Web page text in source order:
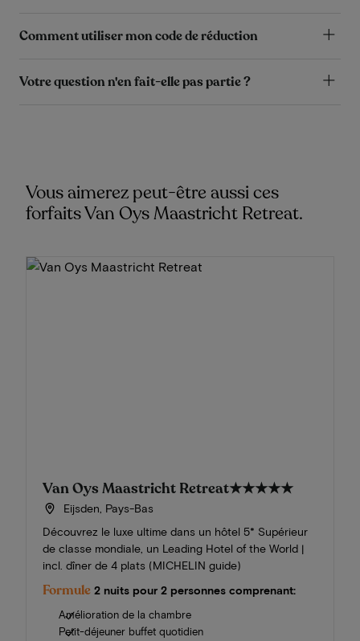
Comment utiliser mon code de réduction
Votre question n'en fait-elle pas partie ?
Vous aimerez peut-être aussi ces
forfaits Van Oys Maastricht Retreat.
Van Oys Maastricht Retreat★★★★★
Eijsden, Pays-Bas
Découvrez le luxe ultime dans un hôtel 5* Supérieur
de classe mondiale, un Leading Hotel of the World |
incl. dîner de 4 plats (MICHELIN guide)
Formule 2 nuits pour 2 personnes comprenant:
Amélioration de la chambre
Petit-déjeuner buffet quotidien